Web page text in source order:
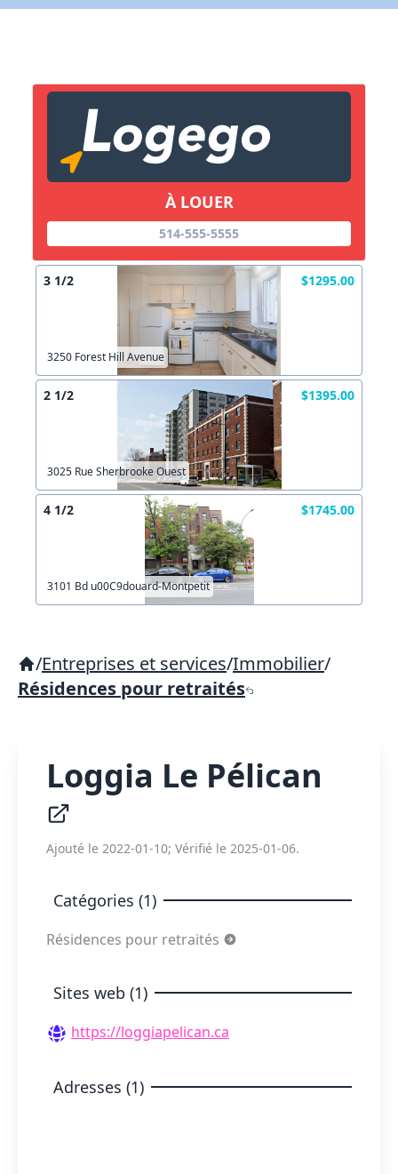
À LOUER
514-555-5555
3 1/2 $1295.00
3250 Forest Hill Avenue
2 1/2 $1395.00
3025 Rue Sherbrooke Ouest
4 1/2 $1745.00
3101 Bd u00C9douard-Montpetit
/Entreprises et services/Immobilier/
Résidences pour retraités
Loggia Le Pélican
Ajouté le 2022-01-10; Vérifié le 2025-01-06.
Catégories (1)
Résidences pour retraités
Sites web (1)
https://loggiapelican.ca
Adresses (1)
Copier lien
X Fermer Envoyez